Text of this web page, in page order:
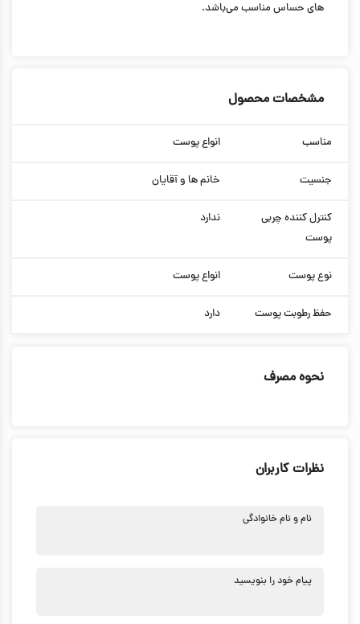
های حساس مناسب می­‌باشد.
مشخصات محصول
مناسب انواع پوست
جنسیت خانم ها و آقایان
کنترل کننده چربی
پوست
ندارد
نوع پوست انواع پوست
حفظ رطوبت پوست دارد
نحوه مصرف
نظرات کاربران
نام و نام خانوادگی
پیام خود را بنویسید